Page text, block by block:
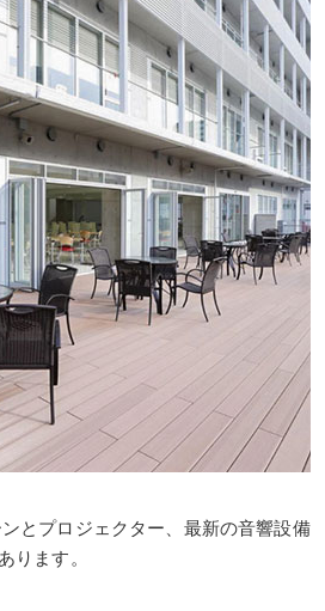
とプロジェクター、最新の音響設備
ります。